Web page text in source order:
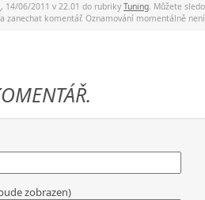
, 14/06/2011 v 22.01 do rubriky Tuning. Můžete
zanechat komentář. Oznamování momentálně
zobrazen)